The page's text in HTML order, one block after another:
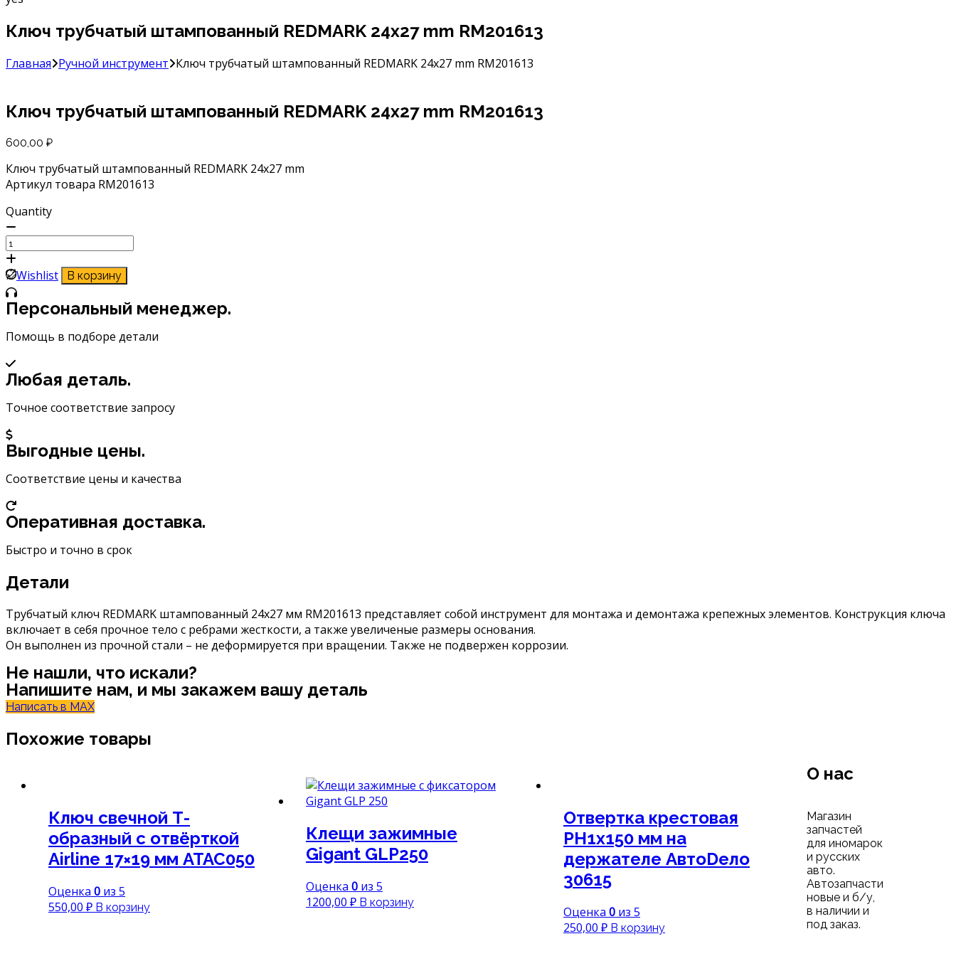
Ключ трубчатый штампованный REDMARK 24х27 mm RM201613
Главная Ручной инструмент Ключ трубчатый штампованный REDMARK 24х27 mm RM201613
Ключ трубчатый штампованный REDMARK 24х27 mm RM201613
600,00 ₽
Ключ трубчатый штампованный REDMARK 24х27 mm
Артикул товара RM201613
Quantity
Количество
товара
Ключ
трубчатый
штампованный
REDMARK
24х27
RM201613
Wishlist В корзину
Персональный менеджер.
Помощь в подборе детали
Любая деталь.
Точное соответствие запросу
Выгодные цены.
Соответствие цены и качества
Оперативная доставка.
Быстро и точно в срок
Детали
Трубчатый ключ REDMARK штампованный 24х27 мм RM201613 представляет собой инструмент для монтажа и демонтажа крепежных элементов. Конструкция ключа
включает в себя прочное тело с ребрами жесткости, а также увеличеные размеры основания.
Он выполнен из прочной стали – не деформируется при вращении. Также не подвержен коррозии.
Не нашли, что искали?
Напишите нам, и мы закажем вашу деталь
Написать в MAX
Похожие товары
Ключ свечной Т-
образный с отвёрткой
Airline 17×19 мм ATAC050
Оценка 0 из 5
550,00 ₽ В корзину
Клещи зажимные
Gigant GLP250
Оценка 0 из 5
1200,00 ₽ В корзину
Отвертка крестовая
PH1x150 мм на
держателе АвтоDело
30615
Оценка 0 из 5
250,00 ₽ В корзину
О нас
Магазин
запчастей
для иномарок
и русских
авто.
Автозапчасти
новые и б/у,
в наличии и
под заказ.